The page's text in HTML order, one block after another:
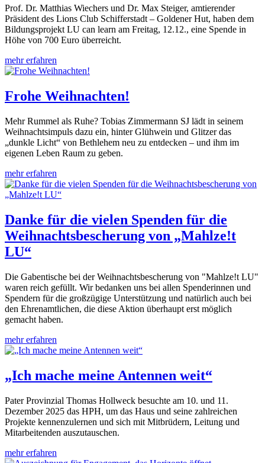
Prof. Dr. Matthias Wiechers und Dr. Max Steiger, amtierender
Präsident des Lions Club Schifferstadt – Goldener Hut, haben dem
Bildungsprojekt LU can learn am Freitag, 12.12., eine Spende in
Höhe von 700 Euro überreicht.
mehr erfahren
Frohe Weihnachten!
Mehr Rummel als Ruhe? Tobias Zimmermann SJ lädt in seinem
Weihnachtsimpuls dazu ein, hinter Glühwein und Glitzer das
„dunkle Licht“ von Bethlehem neu zu entdecken – und ihm im
eigenen Leben Raum zu geben.
mehr erfahren
Danke für die vielen Spenden für die
Weihnachtsbescherung von „Mahlze!t
LU“
Die Gabentische bei der Weihnachtsbescherung von "Mahlze!t LU"
waren reich gefüllt. Wir bedanken uns bei allen Spenderinnen und
Spendern für die großzügige Unterstützung und natürlich auch bei
den Ehrenamtlichen, die diese Aktion überhaupt erst möglich
gemacht haben.
mehr erfahren
„Ich mache meine Antennen weit“
Pater Provinzial Thomas Hollweck besuchte am 10. und 11.
Dezember 2025 das HPH, um das Haus und seine zahlreichen
Projekte kennenzulernen und sich mit Mitbrüdern, Leitung und
Mitarbeitenden auszutauschen.
mehr erfahren